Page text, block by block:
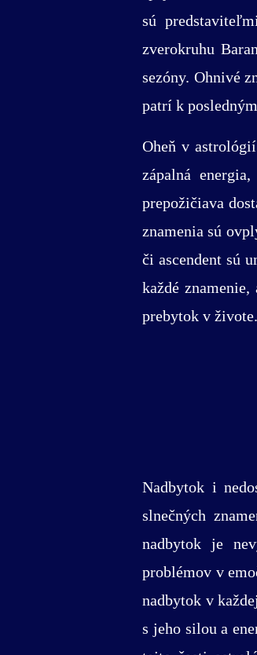
sú
zverokruhu
sezóny. Ohnivé
patrí k
Oheň v
zápalná
prepožičiava
znamenia sú
či ascendent sú
každé
prebytok v
Nadbytok i
slnečných
nadbytok je
problémov v
nadbytok v
s jeho silou a